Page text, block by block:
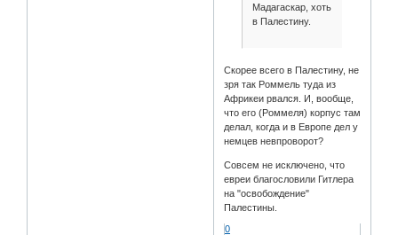
Мадагаскар, хоть
в Палестину.
Скорее всего в Палестину, не
зря так Роммель туда из
Африкеи рвался. И, вообще,
что его (Роммеля) корпус там
делал, когда и в Европе дел у
немцев невпроворот?
Совсем не исключено, что
евреи благословили Гитлера
на "освобождение"
Палестины.
0